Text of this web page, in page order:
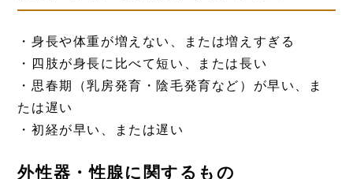
・身長や体重が増えない、または増えすぎる
・四肢が身長に比べて短い、または長い
・思春期（乳房発育・陰毛発育など）が早い、ま
たは遅い
・初経が早い、または遅い
外性器・性腺に関するもの